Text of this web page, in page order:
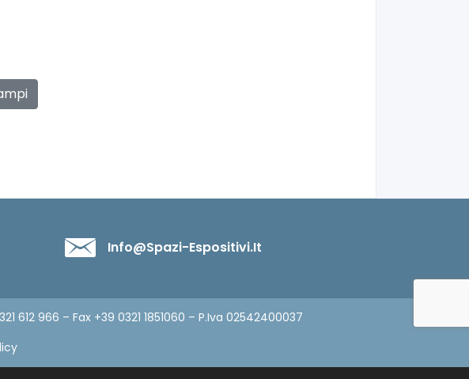
Info@spazi-Espositivi.it
612 966 – Fax +39 0321 1851060 – P.Iva 02542400037